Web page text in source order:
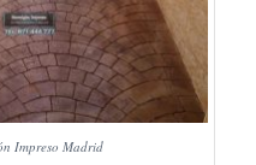
Impreso Madrid